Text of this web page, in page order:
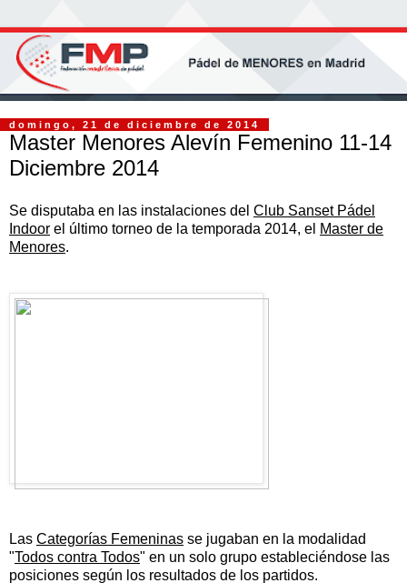
domingo, 21 de diciembre de 2014
Master Menores Alevín Femenino 11-14
Diciembre 2014
Se disputaba en las instalaciones del Club Sanset Pádel
Indoor el último torneo de la temporada 2014, el Master de
Menores.
Las Categorías Femeninas se jugaban en la modalidad
"Todos contra Todos" en un solo grupo estableciéndose las
posiciones según los resultados de los partidos.